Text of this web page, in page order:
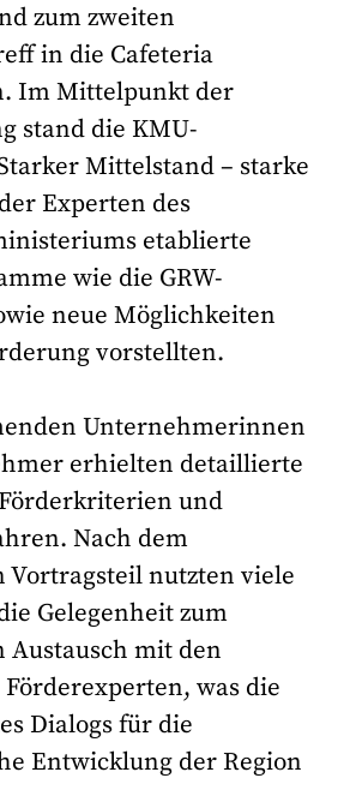
zum zweiten
in die Cafeteria
Im Mittelpunkt der
stand die KMU-
Mittelstand – starke
Experten des
etablierte
wie die GRW-
neue Möglichkeiten
vorstellten.
Unternehmerinnen
erhielten detaillierte
und
Nach dem
nutzten viele
Gelegenheit zum
Austausch mit den
was die
Dialogs für die
Entwicklung der Region